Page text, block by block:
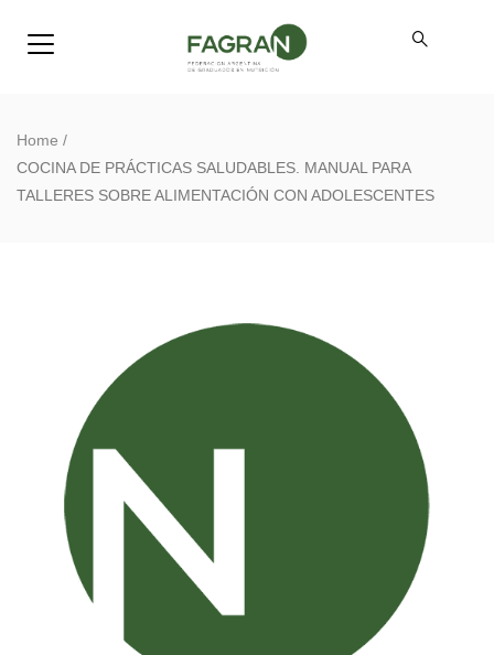
Home /
COCINA DE PRÁCTICAS SALUDABLES. MANUAL PARA
TALLERES SOBRE ALIMENTACIÓN CON ADOLESCENTES